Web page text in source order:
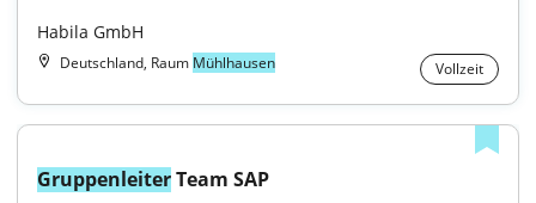
Habila GmbH
Deutschland, Raum Mühlhausen Vollzeit
Gruppenleiter Team SAP